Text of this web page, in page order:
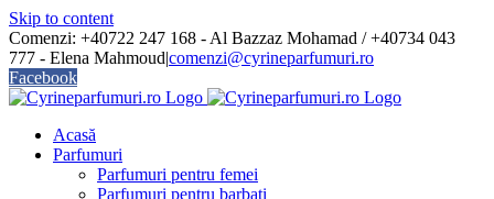
Skip to content
Comenzi: +40722 247 168 - Al Bazzaz Mohamad / +40734 043
777 - Elena Mahmoud|comenzi@cyrineparfumuri.ro
Facebook
Acasă
Parfumuri
Parfumuri pentru femei
Parfumuri pentru barbati